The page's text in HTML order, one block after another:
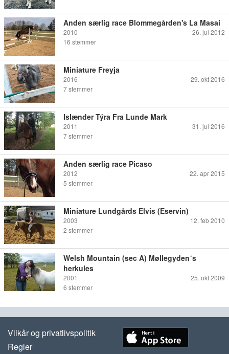
Anden særlig race Blommegården's La Masai
2010
26. jul 2012
16 stemmer
Miniature Freyja
2016
29. okt 2016
7 stemmer
Islænder Týra Fra Lunde Mark
2011
31. jul 2016
7 stemmer
Anden særlig race Picaso
2012
22. apr 2015
5 stemmer
Miniature Lundgårds Elvis (Eservin)
2003
12. feb 2010
2 stemmer
Welsh Mountain (sec A) Møllegyden´s
herkules
2001
25. okt 2009
6 stemmer
Vilkår og privatlivspolitik
Regler